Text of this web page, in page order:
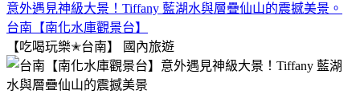
意外遇見神級大景！Tiffany 藍湖水與層疊仙山的震撼美景。
台南【南化水庫觀景台】
【吃喝玩樂✭台南】
國內旅遊